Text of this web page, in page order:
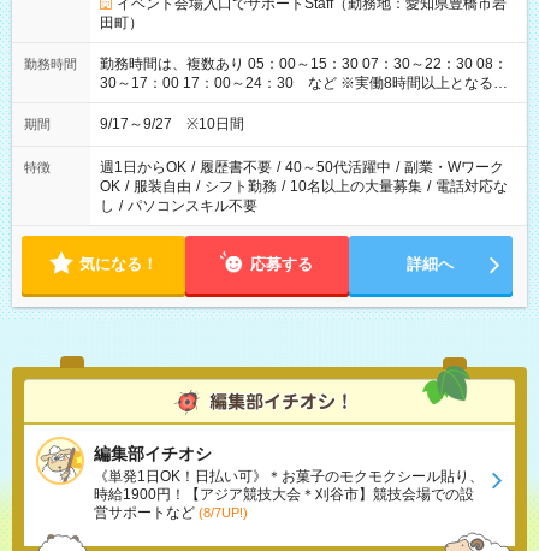
イベント会場入口でサポートStaff（勤務地：愛知県豊橋市岩
田町）
勤務時間
勤務時間は、複数あり 05：00～15：30 07：30～22：30 08：
30～17：00 17：00～24：30 など ※実働8時間以上となる勤
務もあります。 【休憩】60分+他休憩あり 交替で取得します。
安全面に配慮しこまめな休憩があります。
期間 9/17～9/27 ※10日間
特徴 週1日からOK / 履歴書不要 / 40～50代活躍中 / 副業・Wワーク
OK / 服装自由 / シフト勤務 / 10名以上の大量募集 / 電話対応な
し / パソコンスキル不要
気になる！ 応募する 詳細へ
編集部イチオシ
《単発1日OK！日払い可》＊お菓子のモクモクシール貼り、
時給1900円！【アジア競技大会＊刈谷市】競技会場での設
営サポートなど (8/7UP!)